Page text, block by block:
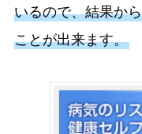
いるので、結果か
ことが出来ます。